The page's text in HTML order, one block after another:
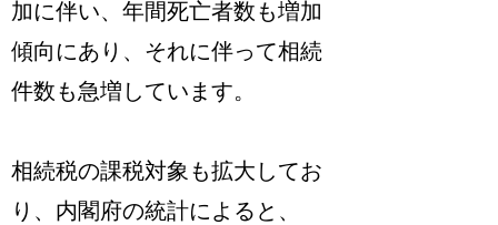
加に伴い、年間死亡者数も増加
傾向にあり、それに伴って相続
件数も急増しています。
相続税の課税対象も拡大してお
り、内閣府の統計によると、